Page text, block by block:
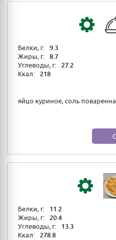
Белки, г: 9.3
Жиры, г: 8.7
Углеводы, г: 27.2
Ккал: 218
яйцо куриное, соль
Белки, г:
11.2
Жиры, г: 20.4
Углеводы, г:
13.3
Ккал: 278.8